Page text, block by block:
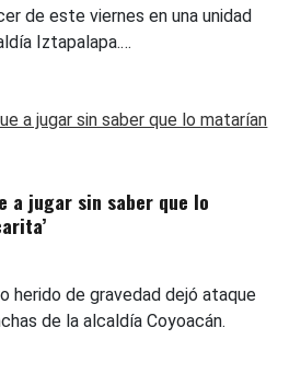
de este viernes en una unidad
Iztapalapa.…
a jugar sin saber que lo
herido de gravedad dejó ataque
de la alcaldía Coyoacán.